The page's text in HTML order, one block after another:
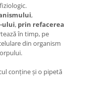
,
ului, prin refacerea
în timp, pe
din organism
conține și o pipetă